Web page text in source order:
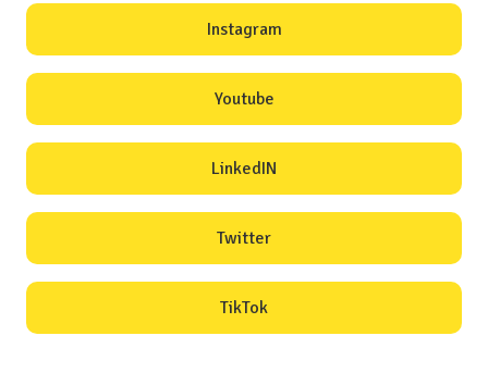
Instagram
Youtube
LinkedIN
Twitter
TikTok